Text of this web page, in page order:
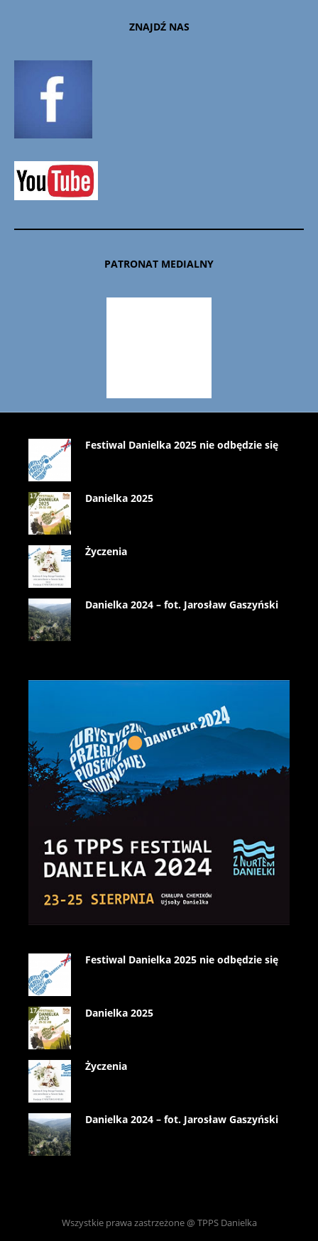
ZNAJDŹ NAS
PATRONAT MEDIALNY
Festiwal Danielka 2025 nie odbędzie się
Danielka 2025
Życzenia
Danielka 2024 – fot. Jarosław Gaszyński
Festiwal Danielka 2025 nie odbędzie się
Danielka 2025
Życzenia
Danielka 2024 – fot. Jarosław Gaszyński
Wszystkie prawa zastrzeżone @ TPPS Danielka